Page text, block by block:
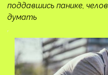
поддавшись панике,
думать